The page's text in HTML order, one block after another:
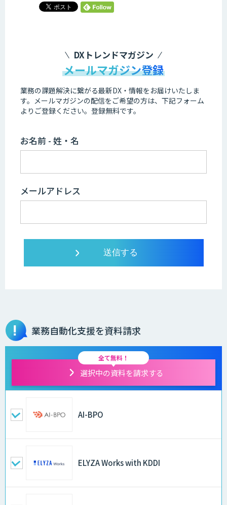
DXトレンドマガジン
メールマガジン登録
業務の課題解決に繋がる最新DX・情報をお届けいたしま
す。 メールマガジンの配信をご希望の方は、下記フォーム
よりご登録ください。登録無料です。
お名前 - 姓・名
メールアドレス
業務自動化支援を資料請求
全て無料！
選択中の資料を請求する
AI-BPO
ELYZA Works with KDDI